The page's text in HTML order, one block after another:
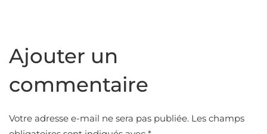
Ajouter un
commentaire
Votre adresse e-mail ne sera pas publiée. Les champs